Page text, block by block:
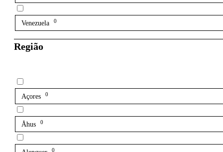
Venezuela 0
Região
Açores 0
Åhus 0
0